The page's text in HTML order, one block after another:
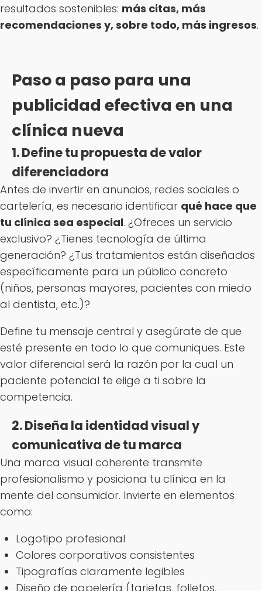
resultados sostenibles: más citas, más
recomendaciones y, sobre todo, más ingresos.
Paso a paso para una
publicidad efectiva en una
clínica nueva
1. Define tu propuesta de valor
diferenciadora
Antes de invertir en anuncios, redes sociales o
cartelería, es necesario identificar qué hace que
tu clínica sea especial. ¿Ofreces un servicio
exclusivo? ¿Tienes tecnología de última
generación? ¿Tus tratamientos están diseñados
específicamente para un público concreto
(niños, personas mayores, pacientes con miedo
al dentista, etc.)?
Define tu mensaje central y asegúrate de que
esté presente en todo lo que comuniques. Este
valor diferencial será la razón por la cual un
paciente potencial te elige a ti sobre la
competencia.
2. Diseña la identidad visual y
comunicativa de tu marca
Una marca visual coherente transmite
profesionalismo y posiciona tu clínica en la
mente del consumidor. Invierte en elementos
como:
Logotipo profesional
Colores corporativos consistentes
Tipografías claramente legibles
Diseño de papelería (tarjetas, folletos,